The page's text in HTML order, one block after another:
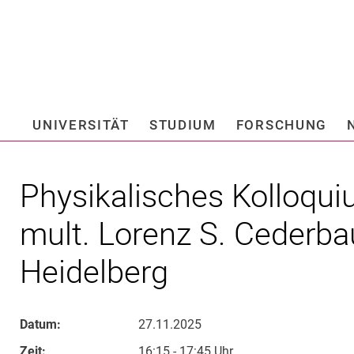
Springe direkt zu:
UNIVERSITÄT STUDIUM FORSCHUNG
Physikalisches
mult. Lorenz S.
Heidelberg
Datum:
27.11.2025